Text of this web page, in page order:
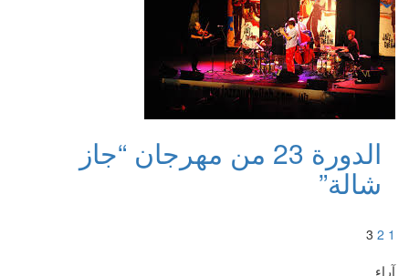
الدورة 23 من مهرجان “جاز
شالة”
Posts<1
2
3
آراء